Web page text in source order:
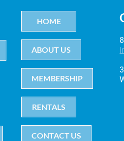
HOME
ABOUT US
MEMBERSHIP
RENTALS
CONTACT US